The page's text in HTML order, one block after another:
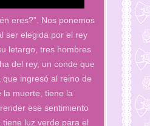
eres?”. Nos ponemos
ser elegida por el rey
letargo, tres hombres
del rey, un conde que
ingresó al reino de
la muerte, tiene la
ese sentimiento
luz verde para el